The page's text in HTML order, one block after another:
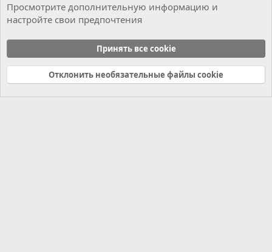
Cookies
Russian (RU)
Связь с нами
Условия и правила
Политика конфиденциальности
Справка Главная
R
Просмотрите дополнительную информацию и
настройте свои предпочтения
Принять все cookie
Отклонить необязательные файлы cookie